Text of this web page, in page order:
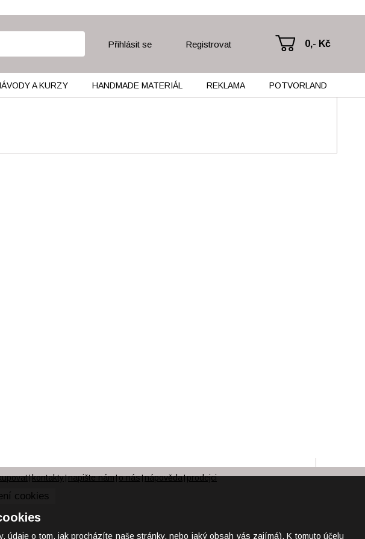
Přihlásit se Registrovat 0,- Kč
A KURZY HANDMADE MATERIÁL REKLAMA POTVORLAND
|kontakty|napište nám|o nás|nápověda|prodejci
cookies
o tom, jak procházíte naše stránky, nebo jaký obsah vás zajímá). K tomuto účelu